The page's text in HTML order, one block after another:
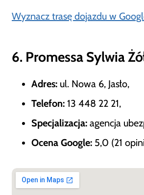
Wyznacz trasę dojazdu w
6. Promessa Sylwia
Adres: ul. Nowa 6, Jasło,
Telefon: 13 448 22 21,
Specjalizacja: agencja
Ocena Google: 5,0 (21